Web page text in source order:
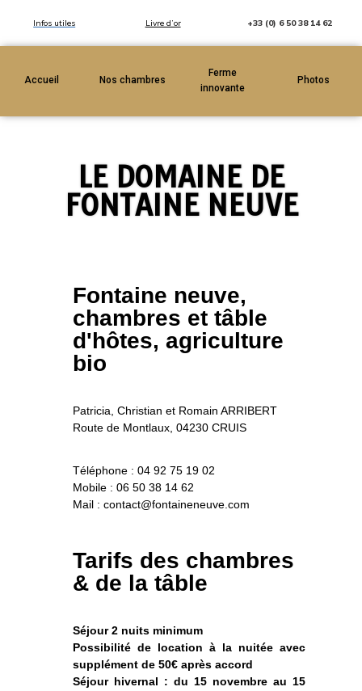
Infos utiles Livre d’or +33 (0) 6 50 38 14 62
Accueil Nos chambres
Ferme
innovante
Photos
LE DOMAINE DE
FONTAINE NEUVE
Fontaine neuve,
chambres et tâble
d'hôtes, agriculture
bio
Patricia, Christian et Romain ARRIBERT
Route de Montlaux, 04230 CRUIS
Téléphone : 04 92 75 19 02
Mobile : 06 50 38 14 62
Mail : contact@fontaineneuve.com
Tarifs des chambres
& de la tâble
Séjour 2 nuits minimum
Possibilité de location à la nuitée avec
supplément de 50€ après accord
Séjour hivernal : du 15 novembre au 15